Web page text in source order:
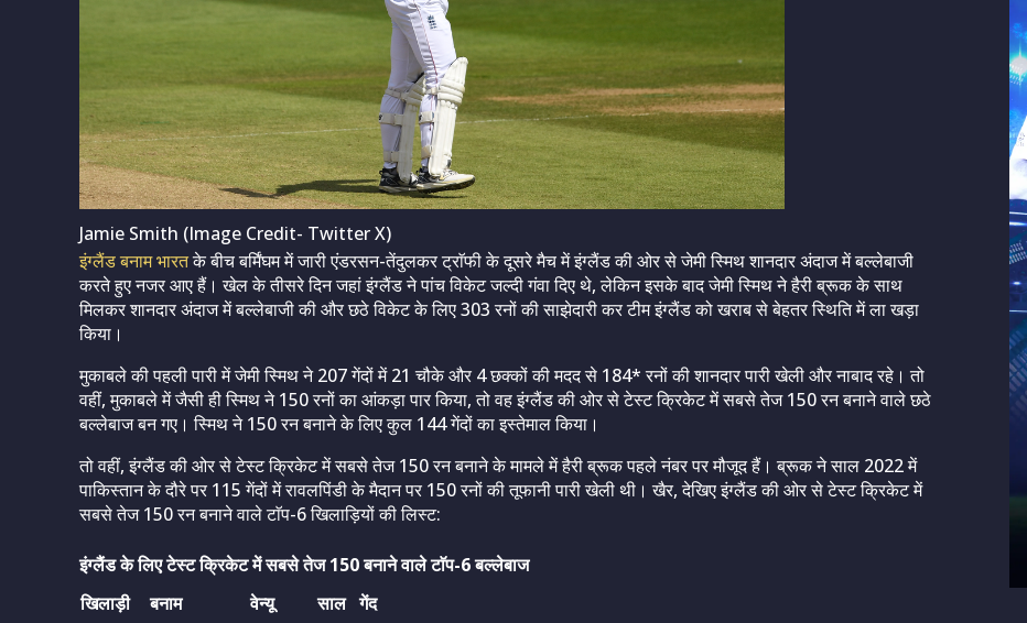
Jamie Smith (Image Credit- Twitter X)
इंग्लैंड बनाम भारतके बीच बर्मिंघम में जारी एंडरसन-तेंदुलकर ट्राॅफी के दूसरे मैच में इंग्लैंड की ओर से जेमी स्मिथ शानदार अंदाज में बल्लेबाजी
करते हुए नजर आए हैं। खेल के तीसरे दिन जहां इंग्लैंड ने पांच विकेट जल्दी गंवा दिए थे, लेकिन इसके बाद जेमी स्मिथ ने हैरी ब्रूक के साथ
मिलकर शानदार अंदाज में बल्लेबाजी की और छठे विकेट के लिए 303 रनों की साझेदारी कर टीम इंग्लैंड को खराब से बेहतर स्थिति में ला खड़ा
किया।
मुकाबले की पहली पारी में जेमी स्मिथ ने 207 गेंदों में 21 चौके और 4 छक्कों की मदद से 184* रनों की शानदार पारी खेली और नाबाद रहे। तो
वहीं, मुकाबले में जैसी ही स्मिथ ने 150 रनों का आंकड़ा पार किया, तो वह इंग्लैंड की ओर से टेस्ट क्रिकेट में सबसे तेज 150 रन बनाने वाले छठे
बल्लेबाज बन गए। स्मिथ ने 150 रन बनाने के लिए कुल 144 गेंदों का इस्तेमाल किया।
तो वहीं, इंग्लैंड की ओर से टेस्ट क्रिकेट में सबसे तेज 150 रन बनाने के मामले में हैरी ब्रूक पहले नंबर पर मौजूद हैं। ब्रूक ने साल 2022 में
पाकिस्तान के दौरे पर 115 गेंदों में रावलपिंडी के मैदान पर 150 रनों की तूफानी पारी खेली थी। खैर, देखिए इंग्लैंड की ओर से टेस्ट क्रिकेट में
सबसे तेज 150 रन बनाने वाले टाॅप-6 खिलाड़ियों की लिस्ट:
इंग्लैंड के लिए टेस्ट क्रिकेट में सबसे तेज 150 बनाने वाले टाॅप-6 बल्लेबाज
खिलाड़ी
बनाम वेन्यू साल गेंद